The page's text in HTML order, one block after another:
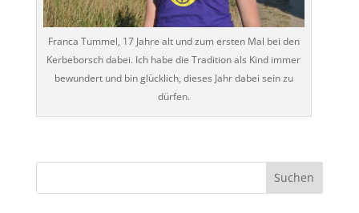
Franca Tummel, 17 Jahre alt und zum ersten Mal bei den
Kerbeborsch dabei. Ich habe die Tradition als Kind immer
bewundert und bin glücklich, dieses Jahr dabei sein zu
dürfen.